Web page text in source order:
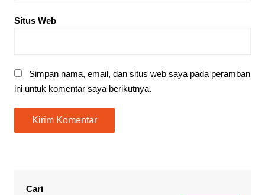
Situs Web
Simpan nama, email, dan situs web saya pada peramban
ini untuk komentar saya berikutnya.
Cari